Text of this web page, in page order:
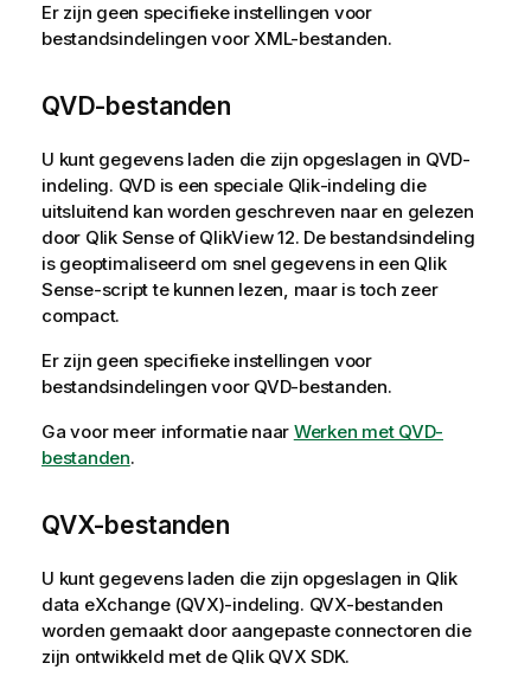
Er zijn geen specifieke instellingen voor
bestandsindelingen voor XML-bestanden.
QVD-bestanden
U kunt gegevens laden die zijn opgeslagen in QVD-
indeling. QVDis een speciale Qlik-indeling die
uitsluitend kan worden geschreven naar en gelezen
door Qlik Senseof QlikView 12. De bestandsindeling
is geoptimaliseerd om snel gegevens in een Qlik
Sense-script te kunnen lezen, maar is toch zeer
compact.
Er zijn geen specifieke instellingen voor
bestandsindelingen voor QVD-bestanden.
Ga voor meer informatie naar Werken met QVD-
bestanden.
QVX-bestanden
U kunt gegevens laden die zijn opgeslagen in Qlik
data eXchange(QVX)-indeling. QVX-bestanden
worden gemaakt door aangepaste connectoren die
zijn ontwikkeld met de Qlik QVX SDK.